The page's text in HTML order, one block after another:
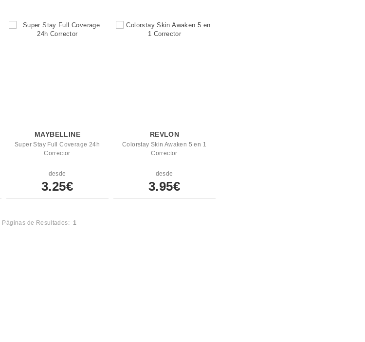
MAYBELLINE
Super Stay Full Coverage 24h
Corrector
desde
3.25€
REVLON
Colorstay Skin Awaken 5 en 1
Corrector
desde
3.95€
Páginas de Resultados: 1